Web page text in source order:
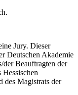
Jury. Dieser
Deutschen Akademie
der Beauftragten der
des Magistrats der